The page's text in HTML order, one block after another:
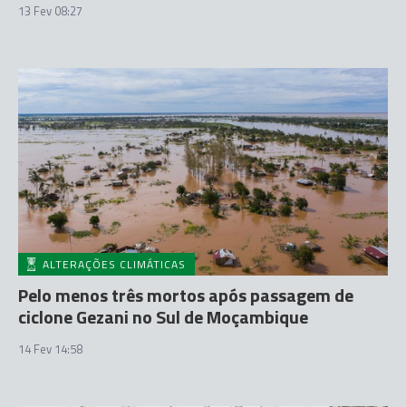
13 Fev 08:27
ALTERAÇÕES CLIMÁTICAS
Pelo menos três mortos após passagem de
ciclone Gezani no Sul de Moçambique
14 Fev 14:58